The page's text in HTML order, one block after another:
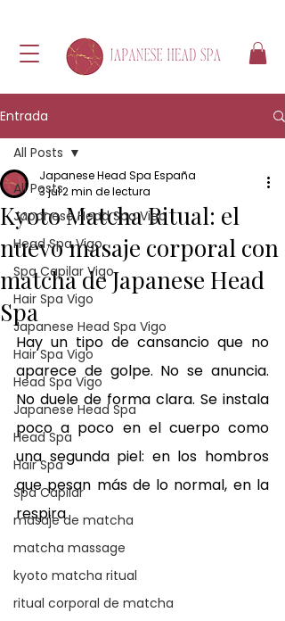
Entrada
All Posts
Japanese Head Spa Vigo
Head Spa Vigo
Spa Capilar Vigo
Hair Spa Vigo
Japanese Head Spa Vigo
Hair Spa Vigo
Head Spa Vigo
Japanese Head Spa
Head Spa
Hair Spa
Spa Capilar
masaje de matcha
matcha massage
kyoto matcha ritual
ritual corporal de matcha
All Posts
Kyoto Matcha Ritual: el
nuevo masaje corporal con
matcha de Japanese Head
Spa
Japanese Head Spa España
3 jul2 min de lectura
Hay un tipo de cansancio que no
aparece de golpe. No se anuncia.
No duele de forma clara. Se instala
poco a poco en el cuerpo como
una segunda piel: en los hombros
que pesan más de lo normal, en la
respira